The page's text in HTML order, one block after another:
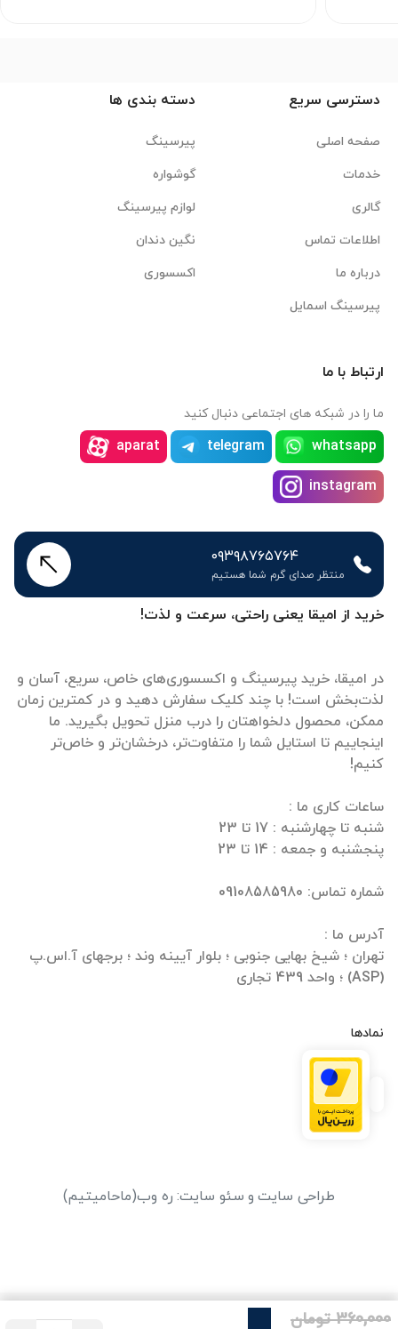
360,000 تومان
خرید از امیقا یعنی راحتی، سرعت و لذت!
در امیقا، خرید پیرسینگ و اکسسوری‌های خاص، سریع، آسان و
لذت‌بخش است! با چند کلیک سفارش دهید و در کمترین زمان
ممکن، محصول دلخواهتان را درب منزل تحویل بگیرید. ما
اینجاییم تا استایل شما را متفاوت‌تر، درخشان‌تر و خاص‌تر
تهران ؛ شیخ بهایی جنوبی ؛ بلوار آیینه وند ؛ برجهای آ.اس.پ
(ASP) ؛ واحد 439 تجاری
نمادها
دسترسی سریع
صفحه اصلی
خدمات
گالری
اطلاعات تماس
درباره ما
پیرسینگ اسمایل
دسته بندی ها
پیرسینگ
گوشواره
لوازم پیرسینگ
نگین دندان
اکسسوری
ارتباط با ما
ما را در شبکه های اجتماعی دنبال کنید
whatsapp
telegram
aparat
instagram
۰۹۳۹۸۷۶۵۷۶۴
منتظر صدای گرم شما هستیم
طراحی سایت و سئو سایت: ره وب(ماحامیتیم)